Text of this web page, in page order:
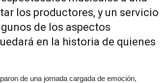
los productores, y un servicio
de los aspectos
en la historia de quienes
de una jornada cargada de emoción,